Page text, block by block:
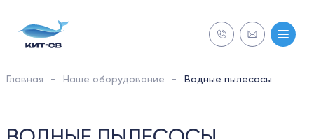
NECON
СТРОИТЕЛЬСТВО
Главная Наше оборудование Водные пылесосы